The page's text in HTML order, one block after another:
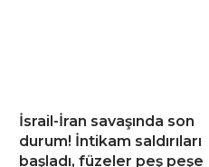
İsrail-İran savaşında son
durum! İntikam saldırıları
başladı, füzeler peş peşe